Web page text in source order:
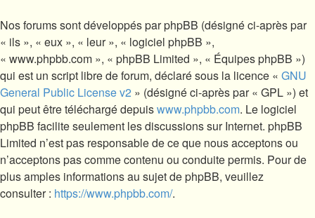
Nos forums sont développés par phpBB (désigné ci-après par
« ils », « eux », « leur », « logiciel phpBB »,
« www.phpbb.com », « phpBB Limited », « Équipes phpBB »)
qui est un script libre de forum, déclaré sous la licence « GNU
General Public License v2 » (désigné ci-après par « GPL ») et
qui peut être téléchargé depuiswww.phpbb.com. Le logiciel
phpBB facilite seulement les discussions sur Internet. phpBB
Limited n’est pas responsable de ce que nous acceptons ou
n’acceptons pas comme contenu ou conduite permis. Pour de
plus amples informations au sujet de phpBB, veuillez
consulter : https://www.phpbb.com/.